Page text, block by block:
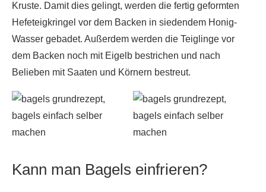
Kruste. Damit dies gelingt, werden die fertig geformten
Hefeteigkringel vor dem Backen in siedendem Honig-
Wasser gebadet. Außerdem werden die Teiglinge vor
dem Backen noch mit Eigelb bestrichen und nach
Belieben mit Saaten und Körnern bestreut.
Kann man Bagels einfrieren?